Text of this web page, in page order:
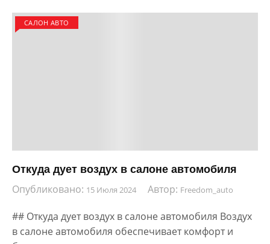
САЛОН АВТО
Откуда дует воздух в салоне автомобиля
Опубликовано: 15 Июля 2024 Автор: Freedom_auto
## Откуда дует воздух в салоне автомобиля Воздух
в салоне автомобиля обеспечивает комфорт и